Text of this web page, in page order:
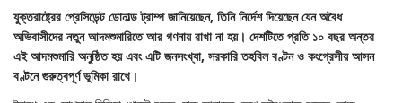
যুক্তরাষ্ট্রের প্রেসিডেন্ট ডোনাল্ড ট্রাম্প জানিয়েছেন, তিনি নির্দেশ দিয়েছেন যেন অবৈধ
অভিবাসীদের নতুন আদমশুমারিতে আর গণনায় রাখা না হয়। দেশটিতে প্রতি ১০ বছর অন্তর
এই আদমশুমারি অনুষ্ঠিত হয় এবং এটি জনসংখ্যা, সরকারি তহবিল বণ্টন ও কংগ্রেসীয় আসন
বণ্টনে গুরুত্বপূর্ণ ভূমিকা রাখে।